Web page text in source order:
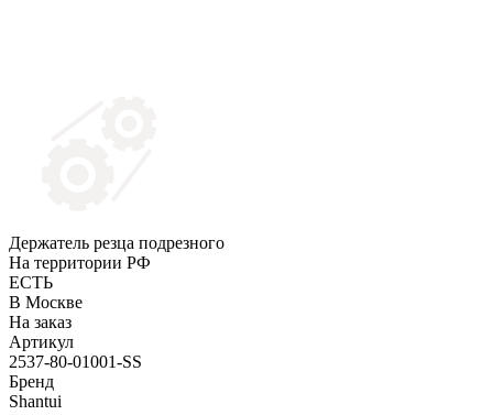
Держатель резца подрезного
На территории РФ
ЕСТЬ
В Москве
На заказ
Артикул
2537-80-01001-SS
Бренд
Shantui